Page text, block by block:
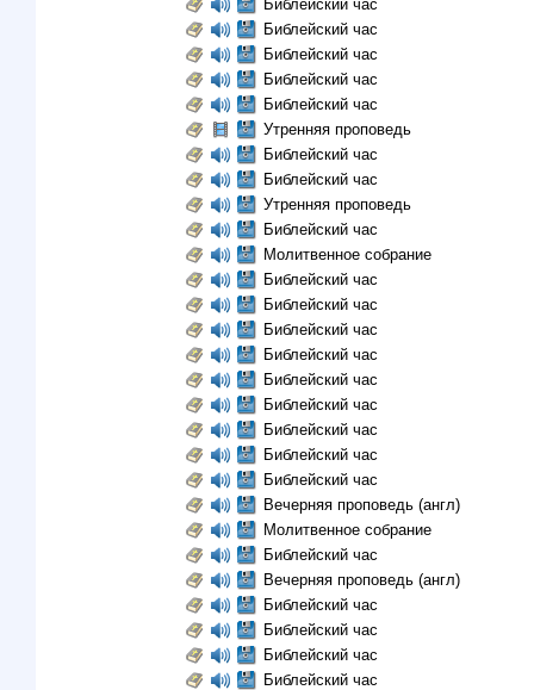
Библейский час
Библейский час
Библейский час
Библейский час
Библейский час
Утренняя проповедь
Библейский час
Библейский час
Утренняя проповедь
Библейский час
Молитвенное собрание
Библейский час
Библейский час
Библейский час
Библейский час
Библейский час
Библейский час
Библейский час
Библейский час
Библейский час
Вечерняя проповедь (англ)
Молитвенное собрание
Библейский час
Вечерняя проповедь (англ)
Библейский час
Библейский час
Библейский час
Библейский час